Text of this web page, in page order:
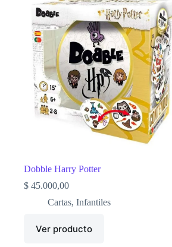
Dobble Harry Potter
$ 45.000,00
Cartas, Infantiles
Ver producto